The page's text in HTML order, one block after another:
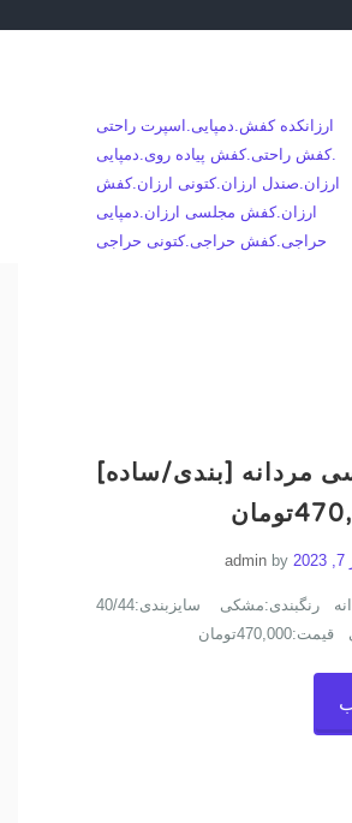
راحتی .کفش
روی.دمپایی ارزان.صندل
ارزان.کفش مجلسی
حراجی.کتونی حراجی
به سراسر ایران👢🌷
مردانه [بندی/ساده]
admin